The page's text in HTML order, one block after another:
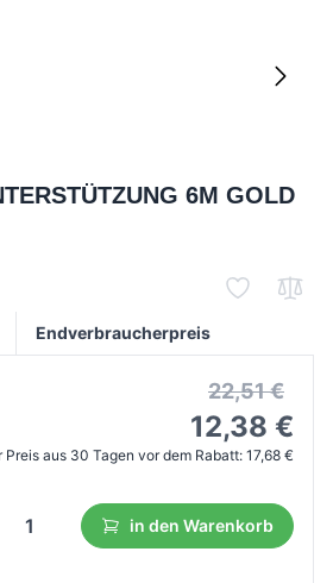
6M GOLD
Endverbraucherpreis
22,51 €
12,38 €
Preis aus 30 Tagen vor dem Rabatt: 17,68 €
in den Warenkorb